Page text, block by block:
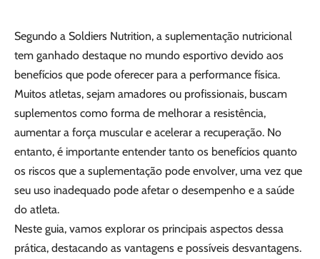
Segundo a Soldiers Nutrition, a suplementação nutricional
tem ganhado destaque no mundo esportivo devido aos
benefícios que pode oferecer para a performance física.
Muitos atletas, sejam amadores ou profissionais, buscam
suplementos como forma de melhorar a resistência,
aumentar a força muscular e acelerar a recuperação. No
entanto, é importante entender tanto os benefícios quanto
os riscos que a suplementação pode envolver, uma vez que
seu uso inadequado pode afetar o desempenho e a saúde
do atleta.
Neste guia, vamos explorar os principais aspectos dessa
prática, destacando as vantagens e possíveis desvantagens.